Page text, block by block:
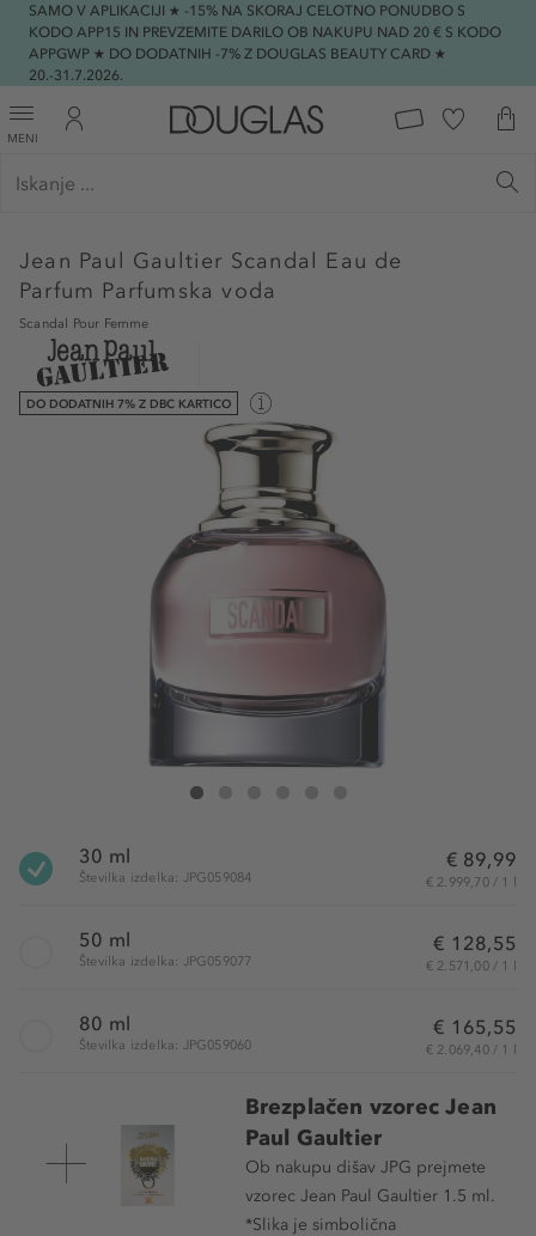
SAMO V APLIKACIJI ★ -15% NA SKORAJ CELOTNO PONUDBO S
KODO APP15 IN PREVZEMITE DARILO OB NAKUPU NAD 20 € S KODO
APPGWP ★ DO DODATNIH -7% Z DOUGLAS BEAUTY CARD ★
20.-31.7.2026.
MENI
Jean Paul Gaultier Scandal Eau de
Parfum Parfumska voda
Scandal Pour Femme
DO DODATNIH 7% Z DBC KARTICO
Jean Paul Gaultier Scandal Eau de Parfum
30 ml
Številka izdelka: JPG059084
€ 89,99
€ 2.999,70 / 1 l
50 ml
Številka izdelka: JPG059077
€ 128,55
€ 2.571,00 / 1 l
80 ml
Številka izdelka: JPG059060
€ 165,55
€ 2.069,40 / 1 l
Brezplačen vzorec Jean
Paul Gaultier
Ob nakupu dišav JPG prejmete
vzorec Jean Paul Gaultier 1.5 ml.
*Slika je simbolična